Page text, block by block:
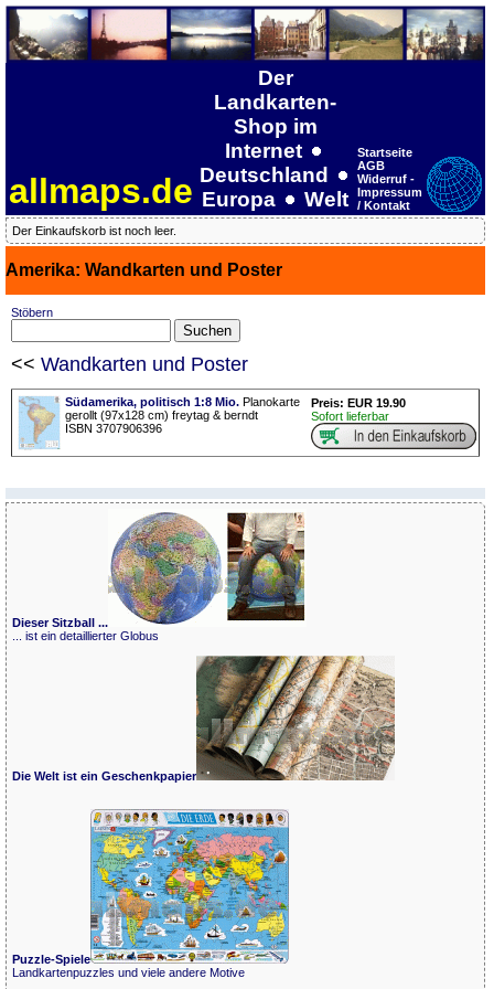
allmaps.de
Der
Landkarten-
Shop im
Internet
Deutschland
Europa
Welt
Startseite
AGB
Widerruf -
Impressum
/ Kontakt
Der Einkaufskorb ist noch leer.
Amerika: Wandkarten und Poster
Stöbern
<< Wandkarten und Poster
Südamerika, politisch 1:8 Mio. Planokarte
gerollt (97x128 cm) freytag & berndt
ISBN 3707906396
Preis: EUR 19.90
Sofort lieferbar
Dieser Sitzball ...
... ist ein detaillierter Globus
Die Welt ist ein Geschenkpapier
Puzzle-Spiele
Landkartenpuzzles und viele andere Motive